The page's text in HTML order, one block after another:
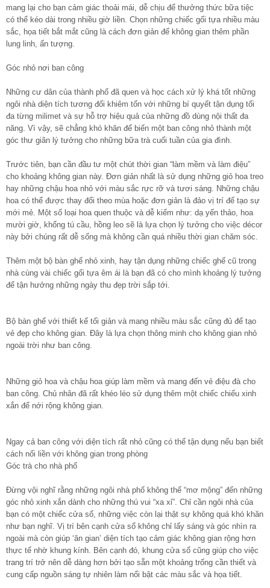
mang lại cho bạn cảm giác thoải mái, dễ chịu để thưởng thức bữa tiệc
có thể kéo dài trong nhiều giờ liền. Chọn những chiếc gối tựa nhiều màu
sắc, họa tiết bắt mắt cũng là cách đơn giản để không gian thêm phần
lung linh, ấn tượng.
Góc nhỏ nơi ban công
Những cư dân của thành phố đã quen và học cách xử lý khá tốt những
ngôi nhà diện tích tương đối khiêm tốn với những bí quyết tận dụng tối
đa từng milimet và sự hỗ trợ hiệu quả của những đồ dùng nội thất đa
năng. Vì vậy, sẽ chẳng khó khăn để biến một ban công nhỏ thành một
góc thư giãn lý tưởng cho những bữa trà cuối tuần của gia đình.
Trước tiên, bạn cần đầu tư một chút thời gian “làm mềm và làm điệu”
cho khoảng không gian này. Đơn giản nhất là sử dụng những giỏ hoa treo
hay những chậu hoa nhỏ với màu sắc rực rỡ và tươi sáng. Những chậu
hoa có thể được thay đổi theo mùa hoặc đơn giản là đảo vị trí để tạo sự
mới mẻ. Một số loại hoa quen thuộc và dễ kiếm như: dạ yến thảo, hoa
mười giờ, khổng tú cầu, hồng leo sẽ là lựa chọn lý tưởng cho việc décor
này bởi chúng rất dễ sống mà không cần quá nhiều thời gian chăm sóc.
Thêm một bộ bàn ghế nhỏ xinh, hay tận dụng những chiếc ghế cũ trong
nhà cùng vài chiếc gối tựa êm ái là bạn đã có cho mình khoảng lý tưởng
để tận hưởng những ngày thu đẹp trời sắp tới.
Bộ bàn ghế với thiết kế tối giản và mang nhiều màu sắc cũng đủ để tạo
vẻ đẹp cho không gian. Đây là lựa chọn thông minh cho không gian nhỏ
ngoài trời như ban công.
Những giỏ hoa và chậu hoa giúp làm mềm và mang đến vẻ điệu đà cho
ban công. Chủ nhân đã rất khéo léo sử dụng thêm một chiếc chiếu xinh
xắn để nới rộng không gian.
Ngay cả ban công với diện tích rất nhỏ cũng có thể tận dụng nếu bạn biết
cách nối liền với không gian trong phòng
Góc trà cho nhà phố
Đừng vội nghĩ rằng những ngôi nhà phố không thể “mơ mộng” đến những
góc nhỏ xinh xắn dành cho những thú vui “xa xỉ”. Chỉ cần ngôi nhà của
bạn có một chiếc cửa sổ, những việc còn lại thật sự không quá khó khăn
như bạn nghĩ. Vị trí bên cạnh cửa sổ không chỉ lấy sáng và góc nhìn ra
ngoài mà còn giúp ‘ăn gian’ diện tích tạo cảm giác không gian rộng hơn
thực tế nhờ khung kính. Bên cạnh đó, khung cửa sổ cũng giúp cho việc
trang trí trở nên dễ dàng hơn bởi tạo sẵn một khoảng trống cần thiết và
cung cấp nguồn sáng tự nhiên làm nổi bật các màu sắc và họa tiết.